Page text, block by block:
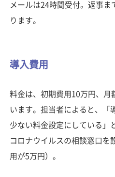
メールは24時間受付。返事ま
ります。
導入費用
料金は、初期費用10万円、月
います。担当者によると、「
少ない料金設定にしている」
コロナウイルスの相談窓口を
用が5万円）。